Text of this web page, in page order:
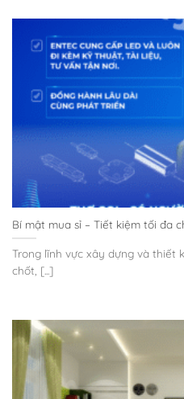
Bí mật mua sỉ – Tiết kiệm tối đa
Trong lĩnh vực xây dựng và thiết
chốt, [...]